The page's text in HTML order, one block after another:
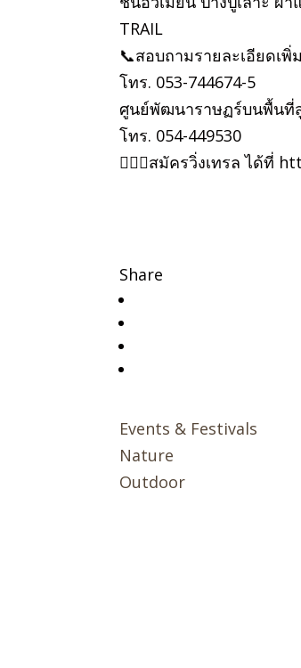
TRAIL
📞สอบถามรายละเอียดเ
โทร. 053-744674-5
ศูนย์พัฒนาราษฏร์บนพื้นที่
โทร. 054-449530
🏃🏻‍♂️สมัครวิ่งเทรล ได้ที่
Share
Events & Festivals
Nature
Outdoor